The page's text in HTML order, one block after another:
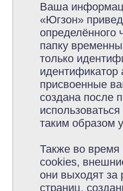
Ваша
«Югзон»
папку
только
идентификатор
присвоенные
создана после
таким образом
Также во
cookies,
они выходят за
страниц,